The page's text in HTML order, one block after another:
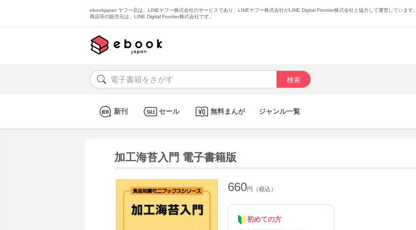
ebookjapan ヤフー店は、LINEヤフー株式会社のサービスであり、LINEヤフー株式会社がLINE Digital Frontier株式会社と協力して運営しています。
商品等の販売元は、LINE Digital Frontier株式会社です。
新刊 セール 無料まんが ジャンル一覧
加工海苔入門 電子書籍版
660円（税込）
初めての方